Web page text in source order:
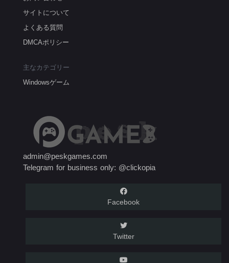
サイトについて
よくある質問
DMCAポリシー
主なカテゴリー
Windowsゲーム
admin@peskgames.com
Telegram for business only: @clickopia
Facebook
Twitter